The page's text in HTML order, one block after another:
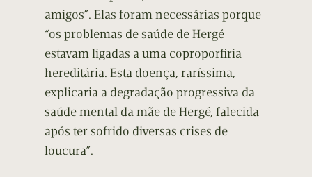
amigos”. Elas foram necessárias porque
“os problemas de saúde de Hergé
estavam ligadas a uma coproporfiria
hereditária. Esta doença, raríssima,
explicaria a degradação progressiva da
saúde mental da mãe de Hergé, falecida
após ter sofrido diversas crises de
loucura”.